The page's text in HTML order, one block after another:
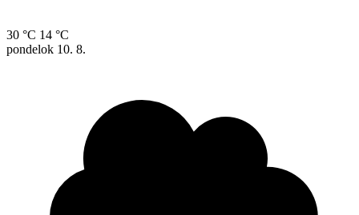
30 °C 14 °C
pondelok 10. 8.